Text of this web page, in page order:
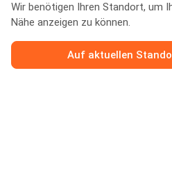
Wir benötigen Ihren Standort, um
Nähe anzeigen zu können.
Auf aktuellen